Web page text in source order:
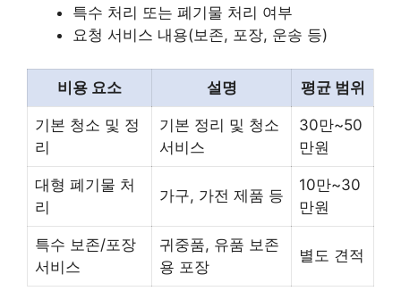
특수 처리 또는 폐기물 처리 여부
요청 서비스 내용(보존, 포장, 운송 등)
비용 요소 설명 평균 범위
기본 청소 및 정
리
기본 정리 및 청소
서비스
30만~50
만원
대형 폐기물 처
리
가구, 가전 제품 등
10만~30
만원
특수 보존/포장
서비스
귀중품, 유품 보존
용 포장
별도 견적